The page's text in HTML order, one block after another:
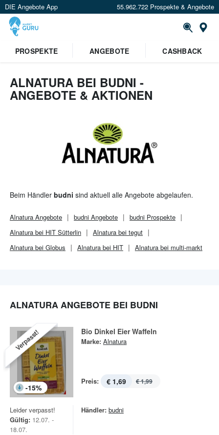
DIE Angebote App 55.962.722 Prospekte & Angebote
Standort festlegen
PROSPEKTE ANGEBOTE CASHBACK
ALNATURA BEI BUDNI -
ANGEBOTE & AKTIONEN
Beim Händler budni sind aktuell alle Angebote abgelaufen.
Alnatura Angebote budni Angebote budni Prospekte
Alnatura bei HIT Sütterlin
Alnatura bei tegut
Alnatura bei Globus
Alnatura bei HIT Alnatura bei multi-markt
ALNATURA ANGEBOTE BEI BUDNI
Verpasst!
-15%
Bio Dinkel Eier Waffeln
Marke: Alnatura
Preis: € 1,69 € 1,99
Leider verpasst!
Gültig: 12.07. -
18.07.
Händler: budni